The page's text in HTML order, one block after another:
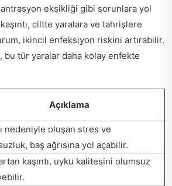
eksikliği gibi sorunlara yol
ciltte yaralara ve tahrişlere
ikincil enfeksiyon riskini artırabilir.
bu tür yaralar daha kolay enfekte
Açıklama
nedeniyle oluşan stres ve
baş ağrısına yol açabilir.
kaşıntı, uyku kalitesini olumsuz